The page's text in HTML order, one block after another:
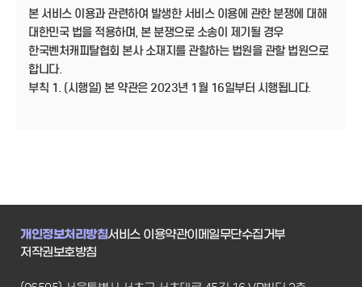
본 서비스 이용과 관련하여 발생한 서비스 이용에 관한 분쟁에 대해
대한민국 법을 적용하며, 본 분쟁으로 소송이 제기될 경우
한국벤처캐피탈협회 본사 소재지를 관할하는 법원을 관할 법원으로
합니다.
부칙 1. (시행일) 본 약관은 2023년 1월 16일부터 시행됩니다.
개인정보처리방침서비스 이용약관이메일무단수집거부
저작권보호방침